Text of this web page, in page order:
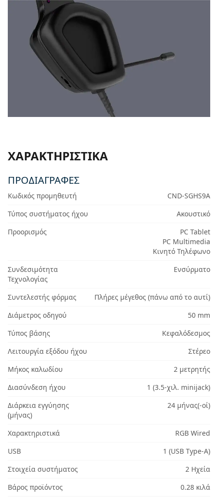
ΧΑΡΑΚΤΗΡΙΣΤΙΚΆ
ΠΡΟΔΙΑΓΡΑΦΈΣ
Κωδικός προμηθευτή
CND-SGHS9A
Τύπος συστήματος ήχου
Ακουστικό
Προορισμός
PC Tablet
PC Multimedia
Κινητό Τηλέφωνο
Συνδεσιμότητα
Τεχνολογίας
Ενσύρματο
Συντελεστής φόρμας
Πλήρες μέγεθος (πάνω από το αυτί)
Διάμετρος οδηγού
50 mm
Τύπος βάσης
Κεφαλόδεσμος
Λειτουργία εξόδου ήχου
Στέρεο
Μήκος καλωδίου
2 μετρητής
Διασύνδεση ήχου
1 (3.5-χιλ. minijack)
Διάρκεια εγγύησης
(μήνας)
24 μήνας(-οί)
Χαρακτηριστικά
RGB Wired
USB
1 (USB Type-A)
Στοιχεία συστήματος
2 Ηχεία
Βάρος προϊόντος
0.28 κιλά